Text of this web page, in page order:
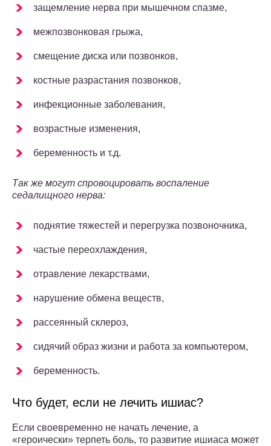
защемление нерва при мышечном спазме,
межпозвонковая грыжа,
смещение диска или позвонков,
костные разрастания позвонков,
инфекционные заболевания,
возрастные изменения,
беременность и т.д.
Так же могут спровоцировать воспаление
седалищного нерва:
поднятие тяжестей и перегрузка позвоночника,
частые переохлаждения,
отравление лекарствами,
нарушение обмена веществ,
рассеянный склероз,
сидячий образ жизни и работа за компьютером,
беременность.
Что будет, если не лечить ишиас?
Если своевременно не начать лечение, а
«героически» терпеть боль, то развитие ишиаса может